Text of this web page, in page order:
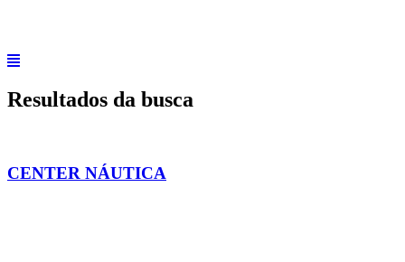
Resultados da busca
CENTER NÁUTICA